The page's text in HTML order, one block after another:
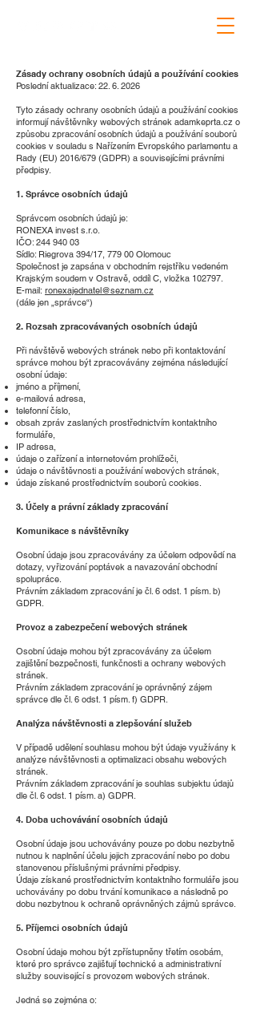
Zásady ochrany osobních údajů a používání cookies
Poslední aktualizace: 22. 6. 2026
Tyto zásady ochrany osobních údajů a používání cookies
informují návštěvníky webových stránek adamkeprta.cz o
způsobu zpracování osobních údajů a používání souborů
cookies v souladu s Nařízením Evropského parlamentu a
Rady (EU) 2016/679 (GDPR) a souvisejícími právními
předpisy.
1. Správce osobních údajů
Správcem osobních údajů je:
RONEXA invest s.r.o.
IČO: 244 940 03
Sídlo: Riegrova 394/17, 779 00 Olomouc
Společnost je zapsána v obchodním rejstříku vedeném
Krajským soudem v Ostravě, oddíl C, vložka 102797.
E-mail: ronexajednatel@seznam.cz
(dále jen „správce“)
2. Rozsah zpracovávaných osobních údajů
Při návštěvě webových stránek nebo při kontaktování
správce mohou být zpracovávány zejména následující
osobní údaje:
jméno a příjmení,
e-mailová adresa,
telefonní číslo,
obsah zpráv zaslaných prostřednictvím kontaktního
formuláře,
IP adresa,
údaje o zařízení a internetovém prohlížeči,
údaje o návštěvnosti a používání webových stránek,
údaje získané prostřednictvím souborů cookies.
3. Účely a právní základy zpracování
Komunikace s návštěvníky
Osobní údaje jsou zpracovávány za účelem odpovědí na
dotazy, vyřizování poptávek a navazování obchodní
spolupráce.
Právním základem zpracování je čl. 6 odst. 1 písm. b)
GDPR.
Provoz a zabezpečení webových stránek
Osobní údaje mohou být zpracovávány za účelem
zajištění bezpečnosti, funkčnosti a ochrany webových
stránek.
Právním základem zpracování je oprávněný zájem
správce dle čl. 6 odst. 1 písm. f) GDPR.
Analýza návštěvnosti a zlepšování služeb
V případě udělení souhlasu mohou být údaje využívány k
analýze návštěvnosti a optimalizaci obsahu webových
stránek.
Právním základem zpracování je souhlas subjektu údajů
dle čl. 6 odst. 1 písm. a) GDPR.
4. Doba uchovávání osobních údajů
Osobní údaje jsou uchovávány pouze po dobu nezbytně
nutnou k naplnění účelu jejich zpracování nebo po dobu
stanovenou příslušnými právními předpisy.
Údaje získané prostřednictvím kontaktního formuláře jsou
uchovávány po dobu trvání komunikace a následně po
dobu nezbytnou k ochraně oprávněných zájmů správce.
5. Příjemci osobních údajů
Osobní údaje mohou být zpřístupněny třetím osobám,
které pro správce zajišťují technické a administrativní
služby související s provozem webových stránek.
Jedná se zejména o: